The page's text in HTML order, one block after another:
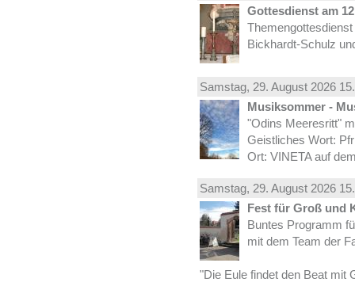
Gottesdienst am
Bickhardt-Schulz
Samstag, 29. August 2026
Musiksommer -
"Odins Meeresritt"
Geistliches Wort:
Ort: VINETA auf
Samstag, 29. August 2026
Fest für Groß und
Buntes Programm
mit dem Team der
"Die Eule findet den Beat mit